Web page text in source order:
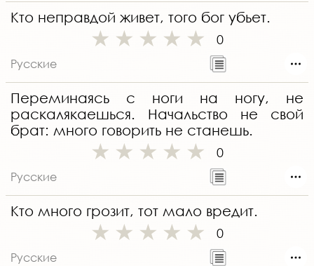
Кто неправдой живет, того бог убьет.
0
Русские
Переминаясь с ноги на ногу, не
раскалякаешься. Начальство не свой
брат: много говорить не станешь.
0
Русские
Кто много грозит, тот мало вредит.
0
Русские